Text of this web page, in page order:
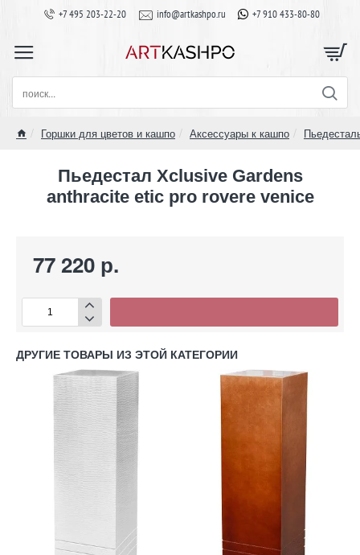
+7 495 203-22-20 info@artkashpo.ru +7 910 433-80-80
поиск...
Горшки для цветов и кашпо Аксессуары к кашпо
Пьедестал Xclusive Gardens
anthracite etic pro rovere venice
77 220 р.
ДРУГИЕ ТОВАРЫ ИЗ ЭТОЙ КАТЕГОРИИ